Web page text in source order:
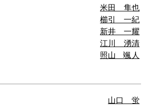
米田 隼也
櫛引 一紀
新井 一耀
江川 湧清
照山 颯人
山口 蛍